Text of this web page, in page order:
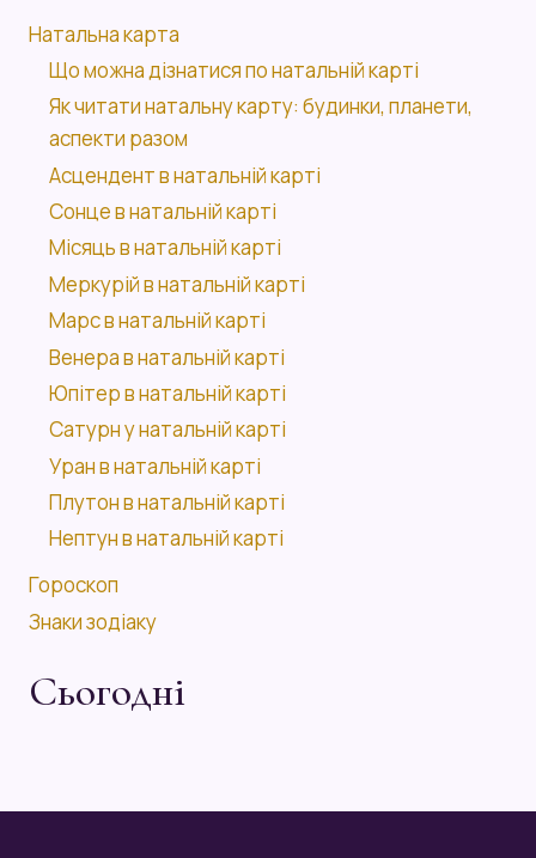
Натальна карта
Що можна дізнатися по натальній карті
Як читати натальну карту: будинки, планети,
аспекти разом
Асцендент в натальній карті
Сонце в натальній карті
Місяць в натальній карті
Меркурій в натальній карті
Марс в натальній карті
Венера в натальній карті
Юпітер в натальній карті
Сатурн у натальній карті
Уран в натальній карті
Плутон в натальній карті
Нептун в натальній карті
Гороскоп
Знаки зодіаку
Сьогодні